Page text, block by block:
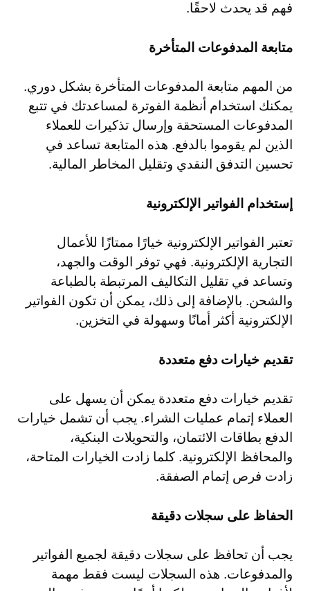
فهم قد يحدث لاحقًا.
متابعة المدفوعات المتأخرة
من المهم متابعة المدفوعات المتأخرة بشكل دوري.
يمكنك استخدام أنظمة الفوترة لمساعدتك في تتبع
المدفوعات المستحقة وإرسال تذكيرات للعملاء
الذين لم يقوموا بالدفع. هذه المتابعة تساعد في
تحسين التدفق النقدي وتقليل المخاطر المالية.
إستخدام الفواتير الإلكترونية
تعتبر الفواتير الإلكترونية خيارًا ممتازًا للأعمال
التجارية الإلكترونية. فهي توفر الوقت والجهد،
وتساعد في تقليل التكاليف المرتبطة بالطباعة
والشحن. بالإضافة إلى ذلك، يمكن أن تكون الفواتير
الإلكترونية أكثر أمانًا وسهولة في التخزين.
تقديم خيارات دفع متعددة
تقديم خيارات دفع متعددة يمكن أن يسهل على
العملاء إتمام عمليات الشراء. يجب أن تشمل خيارات
الدفع بطاقات الائتمان، والتحويلات البنكية،
والمحافظ الإلكترونية. كلما زادت الخيارات المتاحة،
زادت فرص إتمام الصفقة.
الحفاظ على سجلات دقيقة
يجب أن تحافظ على سجلات دقيقة لجميع الفواتير
والمدفوعات. هذه السجلات ليست فقط مهمة